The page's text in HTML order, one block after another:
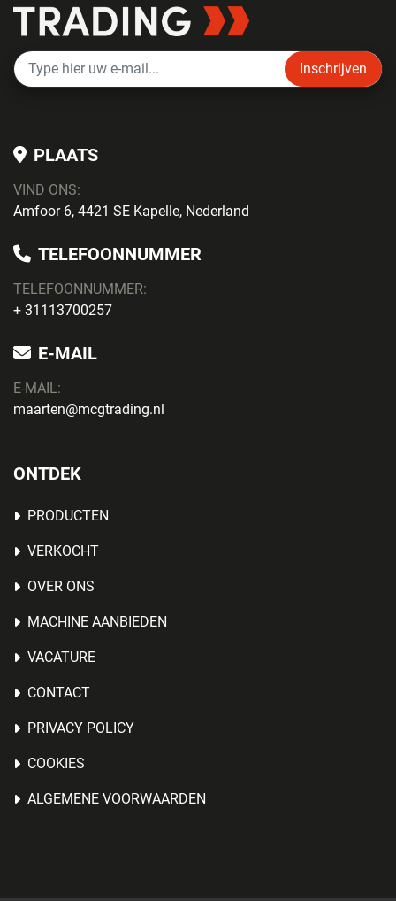
Inschrijven
PLAATS
VIND ONS:
Amfoor 6, 4421 SE Kapelle, Nederland
TELEFOONNUMMER
TELEFOONNUMMER:
+ 31113700257
E-MAIL
E-MAIL:
maarten@mcgtrading.nl
ONTDEK
PRODUCTEN
VERKOCHT
OVER ONS
MACHINE AANBIEDEN
VACATURE
CONTACT
PRIVACY POLICY
COOKIES
ALGEMENE VOORWAARDEN